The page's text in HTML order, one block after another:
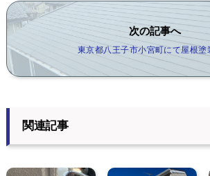
次の記事へ
東京都八王子市小宮町にて屋根塗
関連記事